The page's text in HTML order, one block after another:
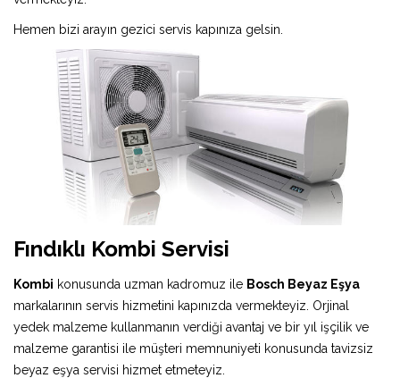
Hemen bizi arayın gezici servis kapınıza gelsin.
Fındıklı Kombi Servisi
Kombi konusunda uzman kadromuz ile Bosch Beyaz Eşya
markalarının servis hizmetini kapınızda vermekteyiz. Orjinal
yedek malzeme kullanmanın verdiği avantaj ve bir yıl işçilik ve
malzeme garantisi ile müşteri memnuniyeti konusunda tavizsiz
beyaz eşya servisi hizmet etmeteyiz.